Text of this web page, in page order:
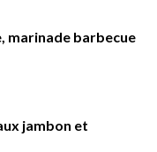
marinade barbecue
jambon et